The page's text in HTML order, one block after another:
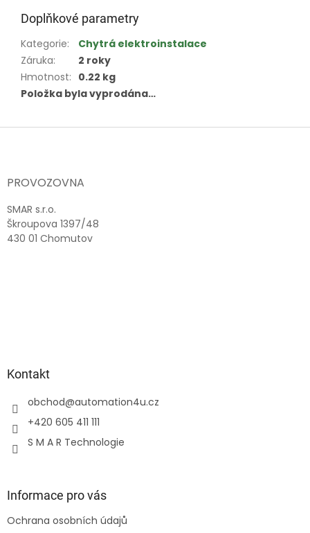
Doplňkové parametry
Kategorie:
Chytrá elektroinstalace
Záruka:
2 roky
Hmotnost: 0.22 kg
Položka byla vyprodána…
PROVOZOVNA
SMAR s.r.o.
Škroupova 1397/48
430 01 Chomutov
Kontakt
obchod@automation4u.cz
+420 605 411 111
S M A R Technologie
Informace pro vás
Ochrana osobních údajů